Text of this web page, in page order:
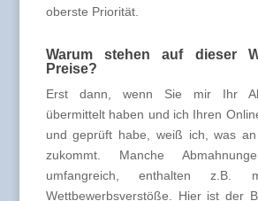
oberste Priorität.
Warum stehen auf dieser
Preise?
Erst dann, wenn Sie mir Ihr
übermittelt haben und ich Ihren
und geprüft habe, weiß ich, was
zukommt. Manche
umfangreich, enthalten
Wettbewerbsverstöße. Hier ist der